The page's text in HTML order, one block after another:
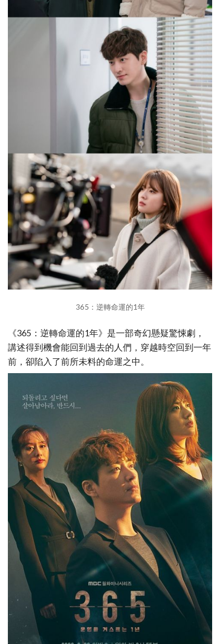
365：逆轉命運的1年
《365：逆轉命運的1年》是一部奇幻懸疑驚悚劇，
講述得到機會能回到過去的人們，穿越時空回到一年
前，卻陷入了前所未料的命運之中。